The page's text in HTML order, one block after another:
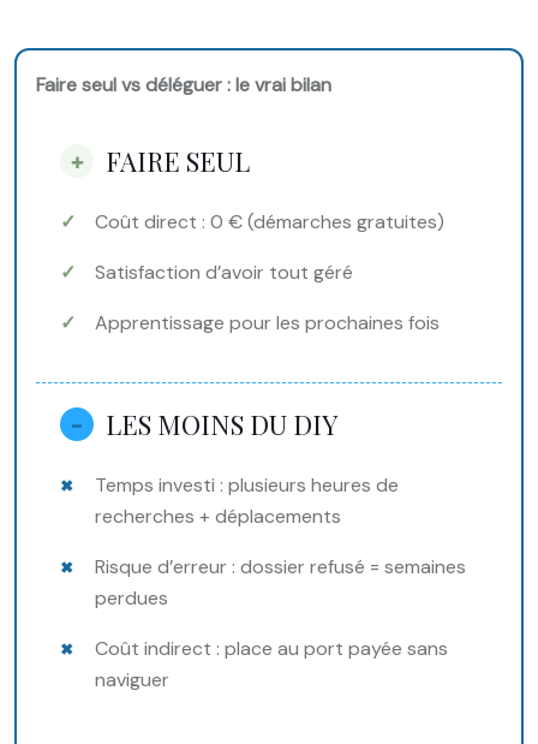
Faire seul vs déléguer : le vrai bilan
FAIRE SEUL
Coût direct : 0 € (démarches gratuites)
Satisfaction d’avoir tout géré
Apprentissage pour les prochaines fois
LES MOINS DU DIY
Temps investi : plusieurs heures de
recherches + déplacements
Risque d’erreur : dossier refusé = semaines
perdues
Coût indirect : place au port payée sans
naviguer